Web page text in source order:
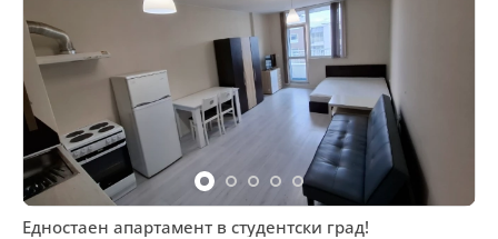
Едностаен апартамент в студентски град!